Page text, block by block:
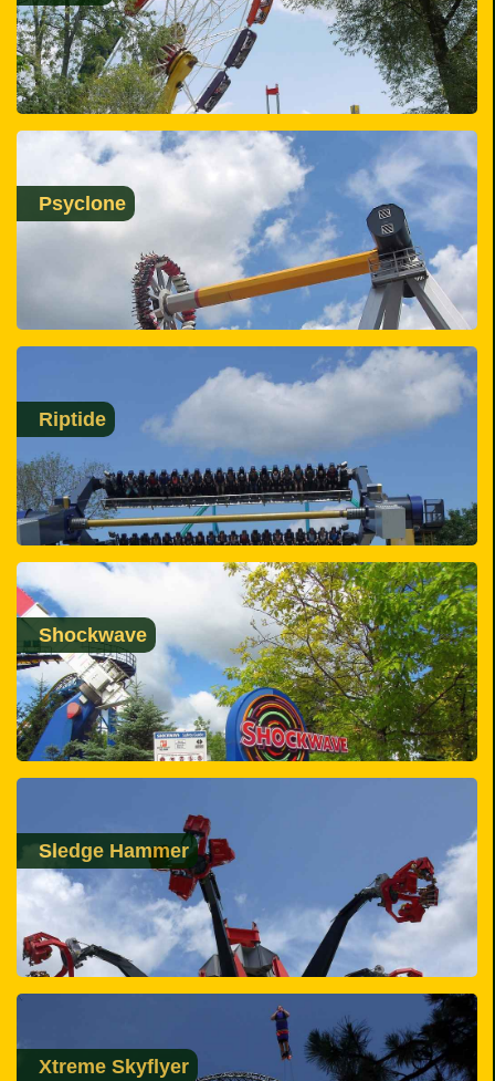
Psyclone
Riptide
Shockwave
Sledge Hammer
Xtreme Skyflyer